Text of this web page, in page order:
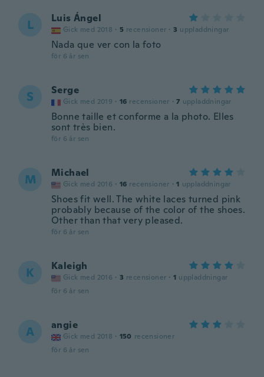
L Luis Ángel
Gick med 2018 · 5 recensioner · 3 uppladdningar
Nada que ver con la foto
för 6 år sen
S Serge
Gick med 2019 · 16 recensioner · 7 uppladdningar
Bonne taille et conforme a la photo. Elles
sont très bien.
för 6 år sen
M Michael
Gick med 2016 · 16 recensioner · 1 uppladdningar
Shoes fit well. The white laces turned pink
probably because of the color of the shoes.
Other than that very pleased.
för 6 år sen
K Kaleigh
Gick med 2016 · 3 recensioner · 1 uppladdningar
för 6 år sen
A angie
Gick med 2018 · 150 recensioner
för 6 år sen